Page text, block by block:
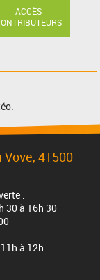
ACCÈS
41500
:
30 à 16h 30
à 12h